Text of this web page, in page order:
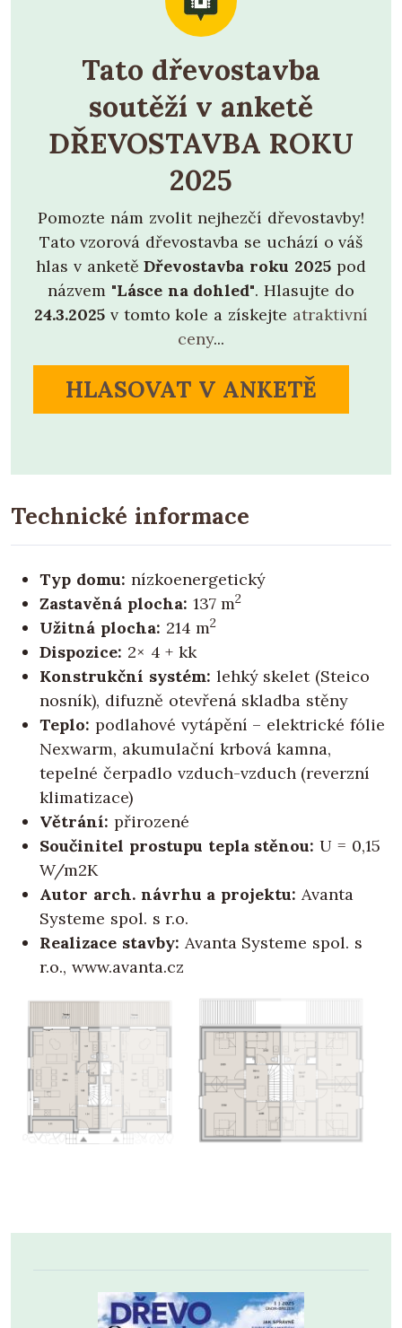
Tato dřevostavba
soutěží v anketě
DŘEVOSTAVBA ROKU
2025
Pomozte nám zvolit nejhezčí dřevostavby!
Tato vzorová dřevostavba se uchází o váš
hlas v anketěDřevostavba roku 2025 pod
názvem "Lásce na dohled". Hlasujte do
24.3.2025 v tomto kole a získejte atraktivní
ceny...
HLASOVAT V ANKETĚ
Technické informace
Typ domu: nízkoenergetický
Zastavěná plocha: 137 m2
Užitná plocha: 214 m2
Dispozice: 2× 4 + kk
Konstrukční systém: lehký skelet (Steico
nosník), difuzně otevřená skladba stěny
Teplo: podlahové vytápění – elektrické fólie
Nexwarm, akumulační krbová kamna,
tepelné čerpadlo vzduch-vzduch (reverzní
klimatizace)
Větrání: přirozené
Součinitel prostupu tepla stěnou:U = 0,15
W/m2K
Autor arch. návrhu a projektu: Avanta
Systeme spol. s r.o.
Realizace stavby: Avanta Systeme spol. s
r.o., www.avanta.cz